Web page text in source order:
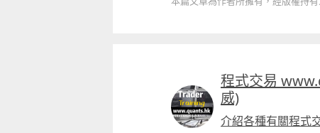
程式交易
威)
介紹各種有關程式